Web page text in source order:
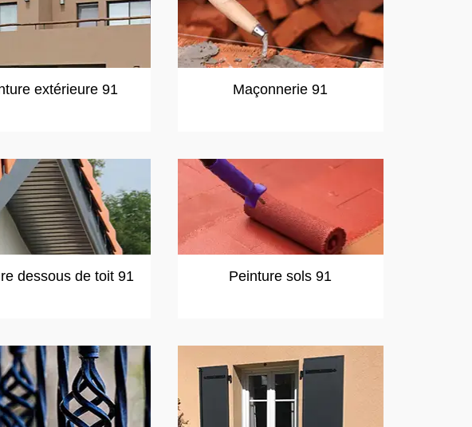
extérieure 91 Maçonnerie 91
dessous de toit 91 Peinture sols 91